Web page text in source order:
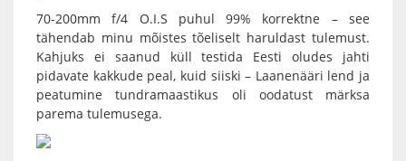
70-200mm f/4 O.I.S puhul 99% korrektne – see
tähendab minu mõistes tõeliselt haruldast tulemust.
Kahjuks ei saanud küll testida Eesti oludes jahti
pidavate kakkude peal, kuid siiski – Laanenääri lend ja
peatumine tundramaastikus oli oodatust märksa
parema tulemusega.